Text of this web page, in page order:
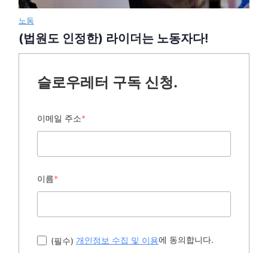
노동
(법원도 인정한) 라이더는 노동자다!
슬로우레터 구독 신청.
이메일 주소*
이름*
(필수) 개인정보 수집 및 이용에 동의합니다.